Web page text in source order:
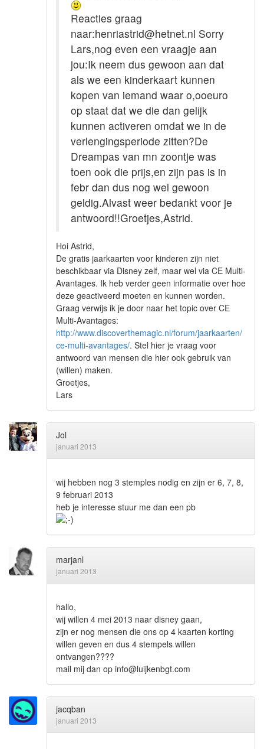
Reacties graag
naar:henriastrid@hetnet.nl Sorry
Lars,nog even een vraagje aan
jou:Ik neem dus gewoon aan dat
als we een kinderkaart kunnen
kopen van iemand waar o,ooeuro
op staat dat we die dan gelijk
kunnen activeren omdat we in de
verlengingsperiode zitten?De
Dreampas van mn zoontje was
toen ook die prijs,en zijn pas is in
febr dan dus nog wel gewoon
geldig.Alvast weer bedankt voor je
antwoord!!Groetjes,Astrid.
Hoi Astrid,
De gratis jaarkaarten voor kinderen zijn niet
beschikbaar via Disney zelf, maar wel via CE Multi-
Avantages. Ik heb verder geen informatie over hoe
deze geactiveerd moeten en kunnen worden.
Graag verwijs ik je door naar het topic over CE
Multi-Avantages:
http://www.discoverthemagic.nl/forum/jaarkaarten/
ce-multi-avantages/. Stel hier je vraag voor
antwoord van mensen die hier ook gebruik van
(willen) maken.
Groetjes,
Lars
Jol
januari 2013
wij hebben nog 3 stemples nodig en zijn er 6, 7, 8,
9 februari 2013
heb je interesse stuur me dan een pb
marjanl
januari 2013
hallo,
wij willen 4 mei 2013 naar disney gaan,
zijn er nog mensen die ons op 4 kaarten korting
willen geven en dus 4 stempels willen
ontvangen????
mail mij dan op info@luijkenbgt.com
jacqban
januari 2013